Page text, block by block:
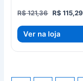
1,80m Natal 122
R$121,36 O
era:
R$ 115,29
Ver na loja